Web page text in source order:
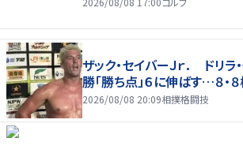
ザック・セイバーＪｒ． ドリ
勝「勝ち点」６に伸ばす…８・
2026/08/08 20:09相撲格闘技